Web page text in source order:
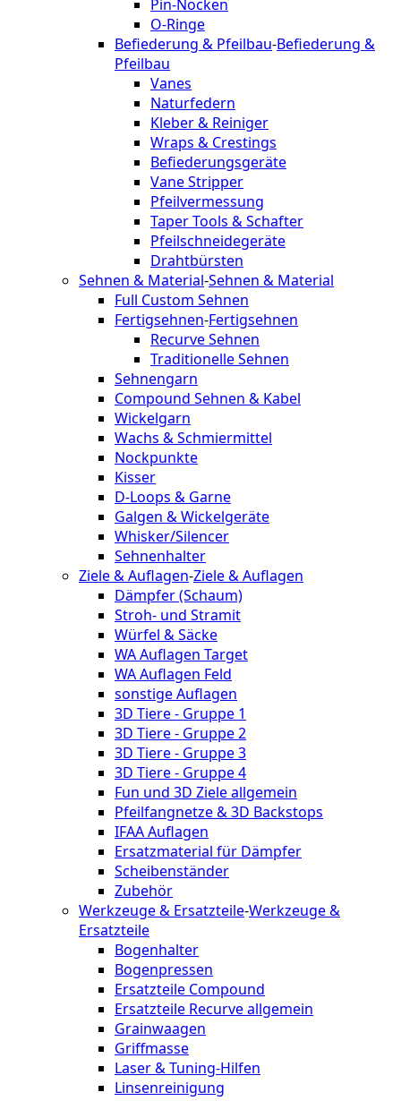
Pin-Nocken
O-Ringe
Befiederung & Pfeilbau-Befiederung &
Pfeilbau
Vanes
Naturfedern
Kleber & Reiniger
Wraps & Crestings
Befiederungsgeräte
Vane Stripper
Pfeilvermessung
Taper Tools & Schafter
Pfeilschneidegeräte
Drahtbürsten
Sehnen & Material-Sehnen & Material
Full Custom Sehnen
Fertigsehnen-Fertigsehnen
Recurve Sehnen
Traditionelle Sehnen
Sehnengarn
Compound Sehnen & Kabel
Wickelgarn
Wachs & Schmiermittel
Nockpunkte
Kisser
D-Loops & Garne
Galgen & Wickelgeräte
Whisker/Silencer
Sehnenhalter
Ziele & Auflagen-Ziele & Auflagen
Dämpfer (Schaum)
Stroh- und Stramit
Würfel & Säcke
WA Auflagen Target
WA Auflagen Feld
sonstige Auflagen
3D Tiere - Gruppe 1
3D Tiere - Gruppe 2
3D Tiere - Gruppe 3
3D Tiere - Gruppe 4
Fun und 3D Ziele allgemein
Pfeilfangnetze & 3D Backstops
IFAA Auflagen
Ersatzmaterial für Dämpfer
Scheibenständer
Zubehör
Werkzeuge & Ersatzteile-Werkzeuge &
Ersatzteile
Bogenhalter
Bogenpressen
Ersatzteile Compound
Ersatzteile Recurve allgemein
Grainwaagen
Griffmasse
Laser & Tuning-Hilfen
Linsenreinigung